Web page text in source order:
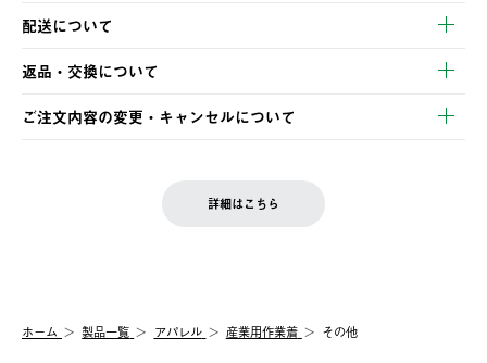
以下のいずれかの方法でお支払いいただけます。
・クレジットカード決済
・コンビニ決済
・Pay-easy決済
配送について
【発送スケジュール】
ご注文・ご入金完了より2営業日以内に商品を発送いたします。
土日祝の発送はございませんので、木曜日以降のご注文は週明け
の発送となる場合がございます。
【配送業者】
佐川急便にて配送されます。
返品・交換について
※お客様都合の場合
お客様都合の返品にかかる送料は、お客様ご負担とさせていただ
一度お手元の商品を返品いただき、ご希望商品を再注文してくだ
ご注文内容の変更・キャンセルについて
LOGOS FAMILY会員の方は、会員マイページ内 購入履歴画面に
詳細はこちら
ホーム 製品一覧 アパレル 産業用作業着 その他